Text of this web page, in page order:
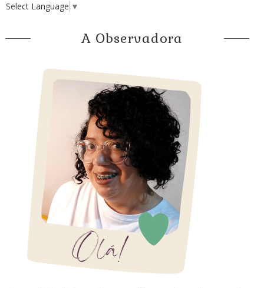
Select Language ▼
A Observadora